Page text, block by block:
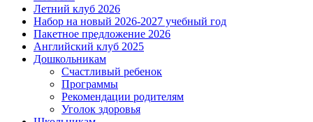
Летний клуб 2026
Набор на новый 2026-2027 учебный год
Пакетное предложение 2026
Английский клуб 2025
Дошкольникам
Счастливый ребенок
Программы
Рекомендации родителям
Уголок здоровья